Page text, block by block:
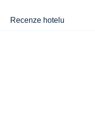
Recenze hotelu